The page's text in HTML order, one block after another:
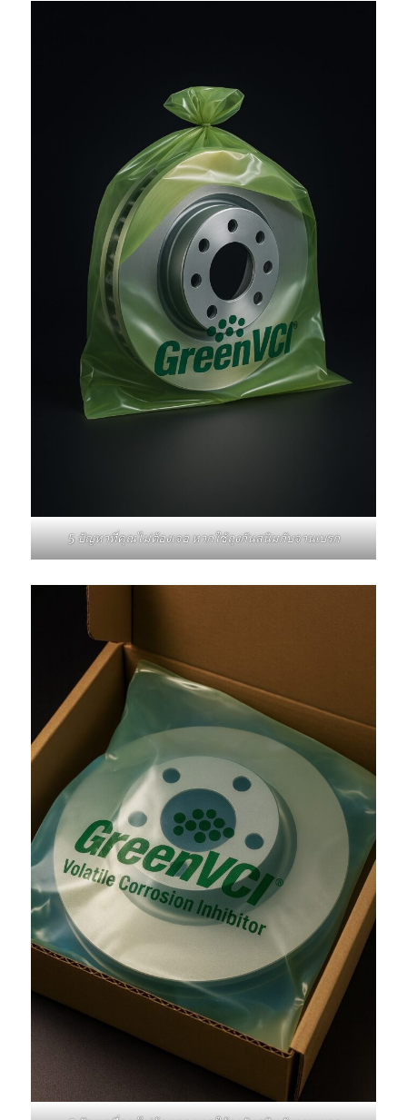
5 ปัญหาที่คุณไม่ต้องเจอ หากใช้ถุงกันสนิมกับจานเบรก